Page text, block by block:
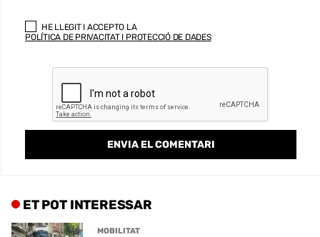
HE LLEGIT I ACCEPTO LA
POLÍTICA DE PRIVACITAT I PROTECCIÓ DE DADES
ET POT INTERESSAR
MOBILITAT